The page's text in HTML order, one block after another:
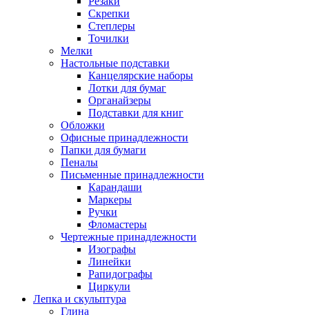
Скрепки
Степлеры
Точилки
Мелки
Настольные подставки
Канцелярские наборы
Лотки для бумаг
Органайзеры
Подставки для книг
Обложки
Офисные принадлежности
Папки для бумаги
Пеналы
Письменные принадлежности
Карандаши
Маркеры
Ручки
Фломастеры
Чертежные принадлежности
Изографы
Линейки
Рапидографы
Циркули
Лепка и скульптура
Глина